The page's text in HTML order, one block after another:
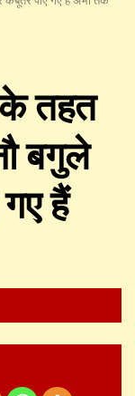
के तहत
बगुले
हैं